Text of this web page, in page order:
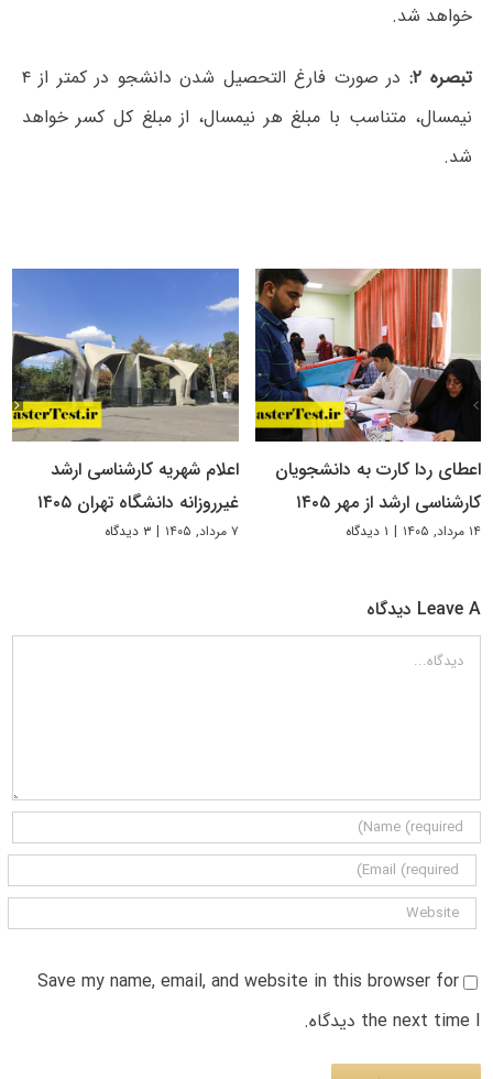
خواهد شد.
تبصره ۲:
در صورت فارغ التحصیل شدن دانشجو در کمتر از ۴
نیمسال، متناسب با مبلغ هر نیمسال، از مبلغ کل کسر خواهد
شد.
اعطای ردا کارت به دانشجویان
کارشناسی ارشد از مهر ۱۴۰۵
۱۴ مرداد, ۱۴۰۵ | ۱ دیدگاه
اعلام شهریه کارشناسی ارشد
غیرروزانه دانشگاه تهران ۱۴۰۵
۷ مرداد, ۱۴۰۵ | ۳ دیدگاه
Leave A دیدگاه
دیدگاه
Save my name, email, and website in this browser for
the next time I دیدگاه.